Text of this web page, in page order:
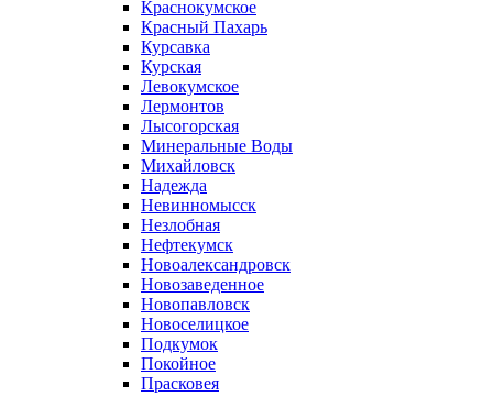
Краснокумское
Красный Пахарь
Курсавка
Курская
Левокумское
Лермонтов
Лысогорская
Минеральные Воды
Михайловск
Надежда
Невинномысск
Незлобная
Нефтекумск
Новоалександровск
Новозаведенное
Новопавловск
Новоселицкое
Подкумок
Покойное
Прасковея